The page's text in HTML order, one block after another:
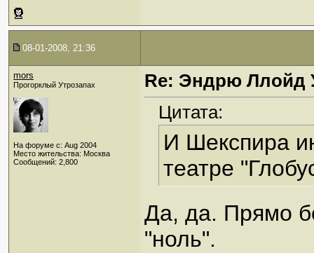
08-01-2008, 21:36
mors
Прогорклый Утрозапах
На форуме с: Aug 2004
Место жительства: Москва
Сообщений: 2,800
Re: Эндрю Ллойд
Цитата:
И Шекспира
театре
Да, да. Прямо
"ноль".